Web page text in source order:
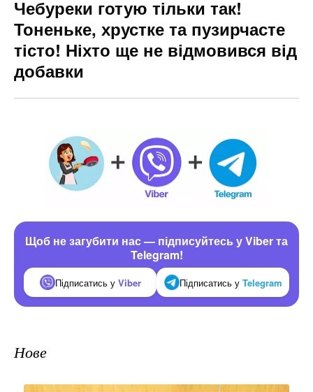
Чебуреки готую тільки так!
Тоненьке, хрустке та пузирчасте
тісто! Ніхто ще не відмовився від
добавки
Щоб не загубити нас — підписуйтесь у Viber та
Telegram!
Підписатись у Viber Підписатись у Telegram
Нове